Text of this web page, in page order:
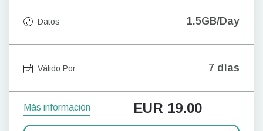
Datos 1.5GB/Day
Válido Por 7 días
Más información EUR 19.00